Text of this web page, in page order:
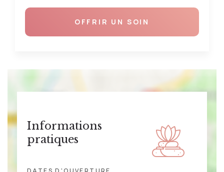
OFFRIR UN SOIN
Informations
pratiques